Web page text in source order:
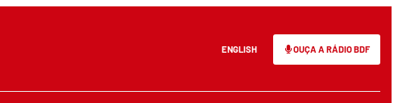
ENGLISH OUÇA A RÁDIO BDF